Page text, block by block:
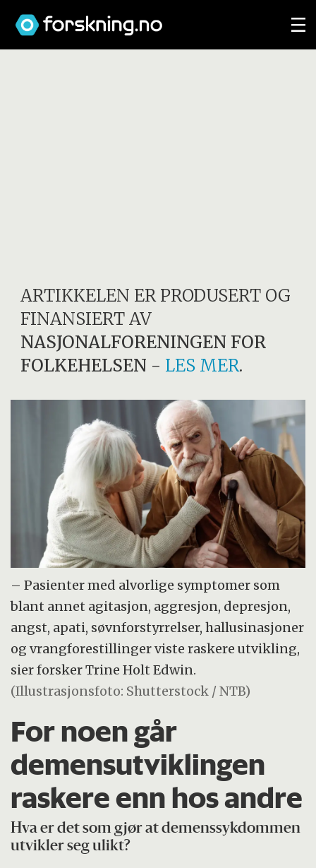
ARTIKKELEN ER PRODUSERT OG
FINANSIERT AV
NASJONALFORENINGEN FOR
FOLKEHELSEN - LES MER.
– Pasienter med alvorlige symptomer som
blant annet agitasjon, aggresjon, depresjon,
angst, apati, søvnforstyrrelser, hallusinasjoner
og vrangforestillinger viste raskere utvikling,
sier forsker Trine Holt Edwin.
(Illustrasjonsfoto: Shutterstock / NTB)
For noen går
demensutviklingen
raskere enn hos andre
Hva er det som gjør at demenssykdommen
utvikler seg ulikt?